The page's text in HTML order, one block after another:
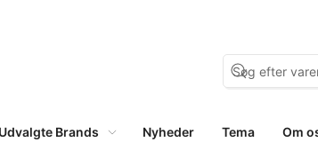
Udvalgte Brands Nyheder Tema Om